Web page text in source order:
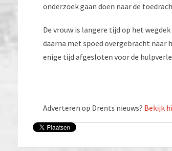
onderzoek gaan doen naar de
De vrouw is langere tijd op het
daarna met spoed overgebracht naar
enige tijd afgesloten voor de
Adverteren op Drents nieuws? Bekijk